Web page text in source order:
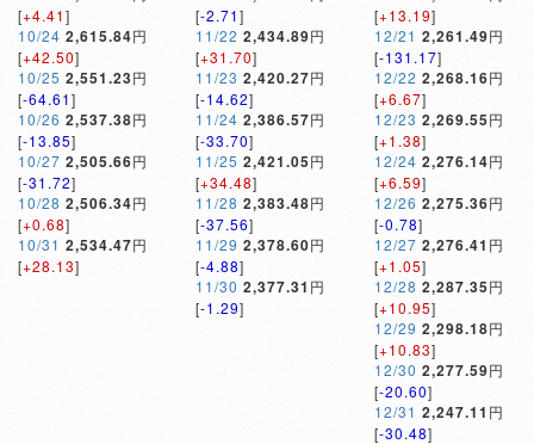
[+4.41]
10/24 2,615.84円
[+42.50]
10/25 2,551.23円
[-64.61]
10/26 2,537.38円
[-13.85]
10/27 2,505.66円
[-31.72]
10/28 2,506.34円
[+0.68]
10/31 2,534.47円
[+28.13]
[-2.71]
11/22 2,434.89円
[+31.70]
11/23 2,420.27円
[-14.62]
11/24 2,386.57円
[-33.70]
11/25 2,421.05円
[+34.48]
11/28 2,383.48円
[-37.56]
11/29 2,378.60円
[-4.88]
11/30 2,377.31 円
[-1.29]
[+13.19]
12/21 2,261.49円
[-131.17]
12/22 2,268.16円
[+6.67]
12/23 2,269.55円
[+1.38]
12/24 2,276.14円
[+6.59]
12/26 2,275.36円
[-0.78]
12/27 2,276.41 円
[+1.05]
12/28 2,287.35円
[+10.95]
12/29 2,298.18円
[+10.83]
12/30 2,277.59円
[-20.60]
12/31 2,247.11 円
[-30.48]